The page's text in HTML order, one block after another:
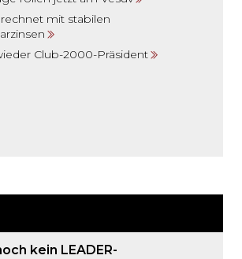
rechnet mit stabilen
Club-2000-Präsident
kein LEADER-